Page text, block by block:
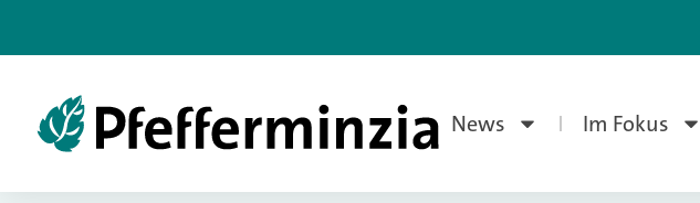
News Im Fokus